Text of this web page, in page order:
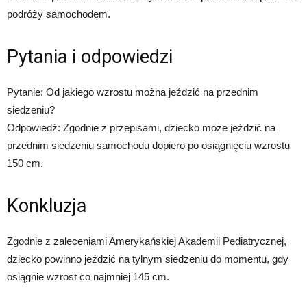
podróży samochodem.
Pytania i odpowiedzi
Pytanie: Od jakiego wzrostu można jeździć na przednim
siedzeniu?
Odpowiedź: Zgodnie z przepisami, dziecko może jeździć na
przednim siedzeniu samochodu dopiero po osiągnięciu wzrostu
150 cm.
Konkluzja
Zgodnie z zaleceniami Amerykańskiej Akademii Pediatrycznej,
dziecko powinno jeździć na tylnym siedzeniu do momentu, gdy
osiągnie wzrost co najmniej 145 cm.